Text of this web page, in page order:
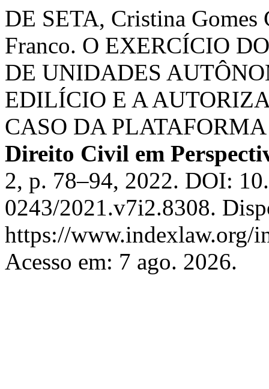
DE SETA, Cristina Gomes
Franco. O EXERCÍCIO
DE UNIDADES
EDILÍCIO E A
CASO DA
Direito Civil em
2, p. 78–94, 2022. DOI:
0243/2021.v7i2.8308.
https://www.indexlaw.org/
Acesso em: 7 ago. 2026.